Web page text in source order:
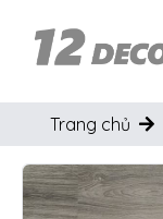
Trang chủ